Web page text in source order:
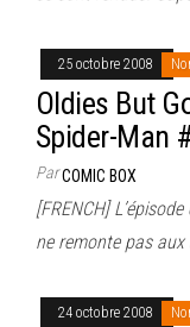
25 octobre 2008
Oldies But
Spider-Man
ParCOMIC BOX
[FRENCH]
ne remonte pas aux
24 octobre 2008